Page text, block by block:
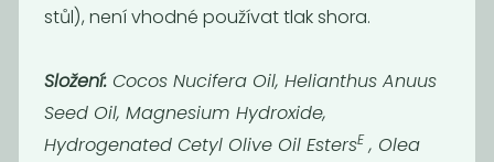
stůl), není vhodné používat tlak shora.
Složení:Cocos Nucifera Oil, Helianthus Anuus
Seed Oil, Magnesium Hydroxide,
Hydrogenated Cetyl Olive Oil EstersE, Olea